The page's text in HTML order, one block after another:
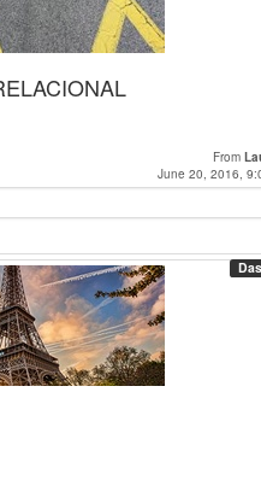
From
June 20, 2016,